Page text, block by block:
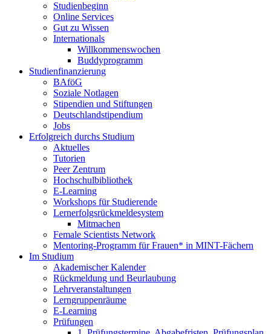
Studienbeginn
Online Services
Gut zu Wissen
Internationals
Willkommenswochen
Buddyprogramm
Studienfinanzierung
BAföG
Soziale Notlagen
Stipendien und Stiftungen
Deutschlandstipendium
Jobs
Erfolgreich durchs Studium
Aktuelles
Tutorien
Peer Zentrum
Hochschulbibliothek
E-Learning
Workshops für Studierende
Lernerfolgsrückmeldesystem
Mitmachen
Female Scientists Network
Mentoring-Programm für Frauen* in MINT-Fächern
Im Studium
Akademischer Kalender
Rückmeldung und Beurlaubung
Lehrveranstaltungen
Lerngruppenräume
E-Learning
Prüfungen